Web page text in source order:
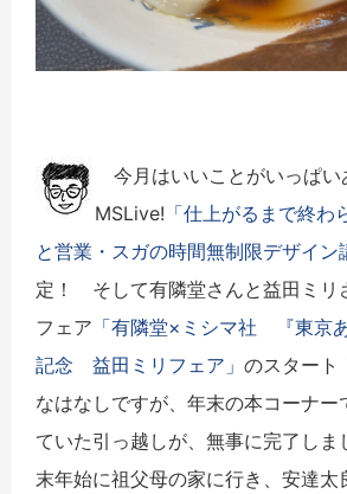
今月はいいことがいっぱい
MSLive! 「仕上がるまで終
と営業・スガの時間無制限デザイン
定！ そして有隣堂さんと益田ミリ
フェア 「有隣堂×ミシマ社 『東京
記念 益田ミリフェア」 のスター
なはなしですが、年末の本コーナー
ていた引っ越しが、無事に完了しま
末年始に祖父母の家に行き、安達太